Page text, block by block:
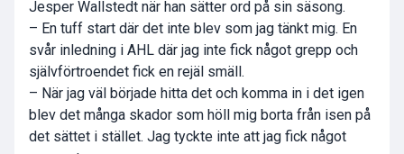
Jesper Wallstedt när han sätter ord på sin säsong.
– En tuff start där det inte blev som jag tänkt mig. En
svår inledning i AHL där jag inte fick något grepp och
självförtroendet fick en rejäl smäll.
– När jag väl började hitta det och komma in i det igen
blev det många skador som höll mig borta från isen på
det sättet i stället. Jag tyckte inte att jag fick något